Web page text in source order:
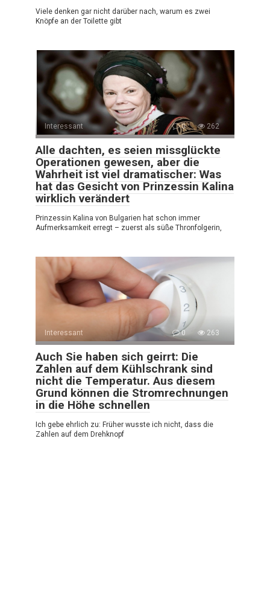
Viele denken gar nicht darüber nach, warum es zwei
Knöpfe an der Toilette gibt
Interessant 0 262
Alle dachten, es seien missglückte
Operationen gewesen, aber die
Wahrheit ist viel dramatischer: Was
hat das Gesicht von Prinzessin Kalina
wirklich verändert
Prinzessin Kalina von Bulgarien hat schon immer
Aufmerksamkeit erregt – zuerst als süße Thronfolgerin,
Interessant 0 263
Auch Sie haben sich geirrt: Die
Zahlen auf dem Kühlschrank sind
nicht die Temperatur. Aus diesem
Grund können die Stromrechnungen
in die Höhe schnellen
Ich gebe ehrlich zu: Früher wusste ich nicht, dass die
Zahlen auf dem Drehknopf